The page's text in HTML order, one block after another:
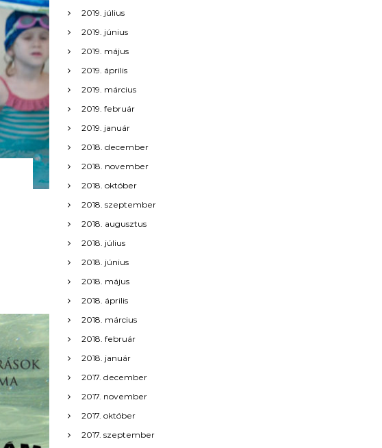
2019. július
2019. június
2019. május
2019. április
2019. március
2019. február
2019. január
2018. december
2018. november
2018. október
2018. szeptember
2018. augusztus
2018. július
2018. június
2018. május
2018. április
2018. március
2018. február
2018. január
2017. december
2017. november
2017. október
2017. szeptember